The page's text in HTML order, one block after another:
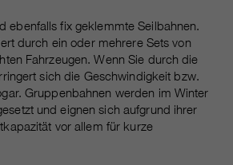
ebenfalls fix geklemmte Seilbahnen.
durch ein oder mehrere Sets von
Fahrzeugen. Wenn Sie durch die
sich die Geschwindigkeit bzw.
Gruppenbahnen werden im Winter
und eignen sich aufgrund ihrer
vor allem für kurze